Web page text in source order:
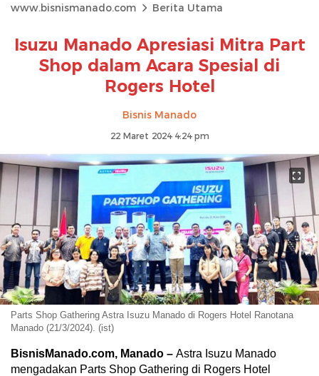
www.bisnismanado.com Berita Utama
Isuzu Manado Apresiasi Mitra Part
Shop dalam Acara Spesial di
Rogers Hotel
Bisnis Manado
22 Maret 2024 4:24 pm
Parts Shop Gathering Astra Isuzu Manado di Rogers Hotel Ranotana
Manado (21/3/2024). (ist)
BisnisManado.com, Manado – Astra Isuzu Manado
mengadakan Parts Shop Gathering di Rogers Hotel